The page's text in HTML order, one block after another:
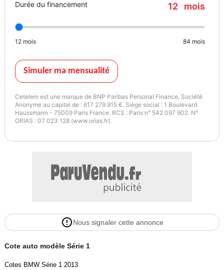
Durée du financement 12 mois
12 mois 84 mois
Simuler ma mensualité
Cetelem est une marque de BNP Paribas Personal Finance, Société
Anonyme au capital de : 617 279 915 €. Siège social : 1 Boulevard
Haussmann - 75009 Paris France. RCS : Paris n° 542 097 902. N°
ORIAS : 07 023 128 (www.orias.fr).
Nous signaler cette annonce
Cote auto modèle Série 1
Cotes BMW Série 1 2013